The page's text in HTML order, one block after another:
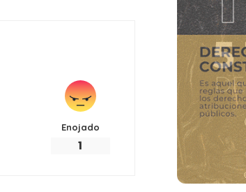
Enojado
1